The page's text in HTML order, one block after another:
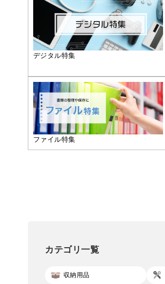
デジタル特集
ファイル特集
カテゴリ一覧
収納用品